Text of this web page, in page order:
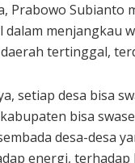
Prabowo
menjangkau
tertinggal,
setiap desa bisa
bisa
desa-desa
energi,